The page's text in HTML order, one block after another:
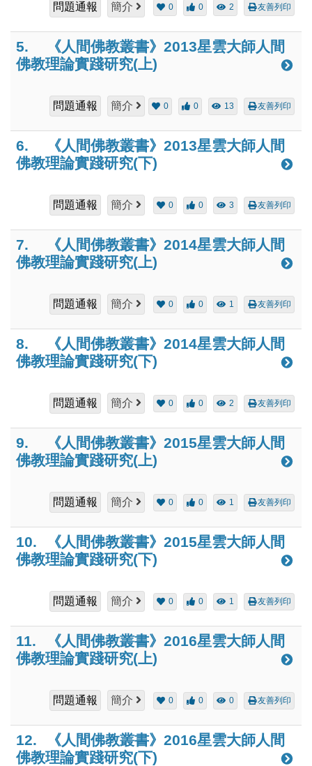
問題通報 簡介 0 0 2 友善列印
5.
《人間佛教叢書》2013星雲大師人間
佛教理論實踐研究(上)
問題通報 簡介 0 0 13 友善列印
6.
《人間佛教叢書》2013星雲大師人間
佛教理論實踐研究(下)
問題通報 簡介 0 0 3 友善列印
7.
《人間佛教叢書》2014星雲大師人間
佛教理論實踐研究(上)
問題通報 簡介 0 0 1 友善列印
8.
《人間佛教叢書》2014星雲大師人間
佛教理論實踐研究(下)
問題通報 簡介 0 0 2 友善列印
9.
《人間佛教叢書》2015星雲大師人間
佛教理論實踐研究(上)
問題通報 簡介 0 0 1 友善列印
10.
《人間佛教叢書》2015星雲大師人間
佛教理論實踐研究(下)
問題通報 簡介 0 0 1 友善列印
11.
《人間佛教叢書》2016星雲大師人間
佛教理論實踐研究(上)
問題通報 簡介 0 0 0 友善列印
12.
《人間佛教叢書》2016星雲大師人間
佛教理論實踐研究(下)